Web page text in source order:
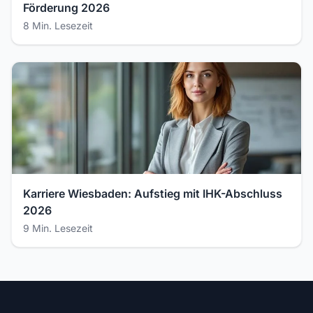
Förderung 2026
8 Min. Lesezeit
Karriere Wiesbaden: Aufstieg mit IHK-Abschluss
2026
9 Min. Lesezeit